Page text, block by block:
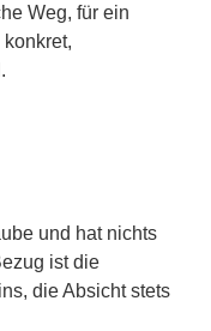
Weg, für ein
und hat nichts
ist die
die Absicht stets